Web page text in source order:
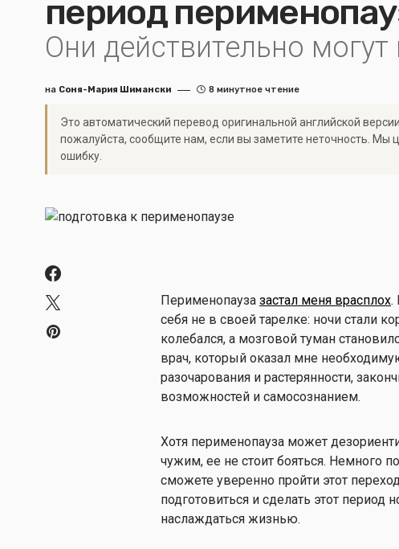
период
Они действительно
на Соня-Мария Шимански 8 минутное чтение
Это автоматический перевод оригинальной английской
пожалуйста, сообщите нам, если вы заметите неточность. Мы
ошибку.
Перименопауза застал меня врасплох.
себя не в своей тарелке: ночи стали
колебался, а мозговой туман
врач, который оказал мне
разочарования и растерянности,
возможностей и самосознанием.
Хотя перименопауза может
чужим, ее не стоит бояться. Немного
сможете уверенно пройти этот
подготовиться и сделать этот период
наслаждаться жизнью.